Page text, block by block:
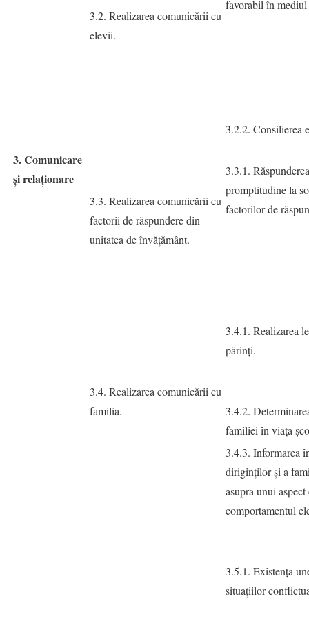
3. Comunicare
și relaționare
3.2. Realizarea comunicării cu
elevii.
favorabil în
3.2.2. Consilierea
3.3. Realizarea comunicării cu
factorii de răspundere din
unitatea de învățământ.
3.3.1.
promptitudine la
factorilor de
3.4. Realizarea comunicării cu
familia.
3.4.1. Realizarea
părinţi.
3.4.2.
familiei în viaţa
3.4.3. Informarea
diriginţilor şi a
asupra unui
comportamentul
3.5.1. Existenţa
situaţiilor